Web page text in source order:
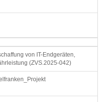
von IT-Endgeräten,
(ZVS.2025-042)